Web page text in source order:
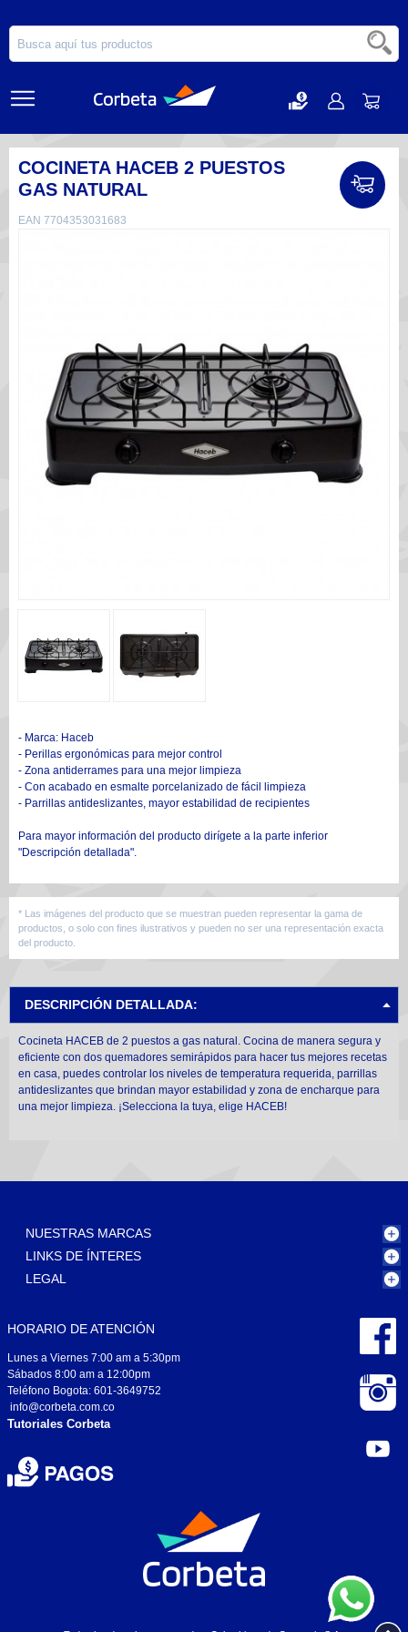
COCINETA HACEB 2 PUESTOS
GAS NATURAL
EAN 7704353031683
- Marca: Haceb
- Perillas ergonómicas para mejor control
- Zona antiderrames para una mejor limpieza
- Con acabado en esmalte porcelanizado de fácil limpieza
- Parrillas antideslizantes, mayor estabilidad de recipientes
Para mayor información del producto dirígete a la parte inferior
"Descripción detallada".
* Las imágenes del producto que se muestran pueden representar la gama de
productos, o solo con fines ilustrativos y pueden no ser una representación exacta
del producto.
DESCRIPCIÓN DETALLADA:
Cocineta HACEB de 2 puestos a gas natural. Cocina de manera segura y
eficiente con dos quemadores semirápidos para hacer tus mejores recetas
en casa, puedes controlar los niveles de temperatura requerida, parrillas
antideslizantes que brindan mayor estabilidad y zona de encharque para
una mejor limpieza. ¡Selecciona la tuya, elige HACEB!
NUESTRAS MARCAS
LINKS DE ÍNTERES
LEGAL
HORARIO DE ATENCIÓN
Lunes a Viernes 7:00 am a 5:30pm
Sábados 8:00 am a 12:00pm
Teléfono Bogota: 601-3649752
info@corbeta.com.co
Tutoriales Corbeta